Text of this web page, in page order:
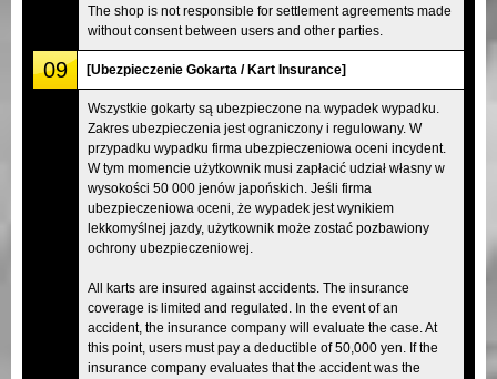
The shop is not responsible for settlement agreements made
without consent between users and other parties.
09 [Ubezpieczenie Gokarta / Kart Insurance]
Wszystkie gokarty są ubezpieczone na wypadek wypadku.
Zakres ubezpieczenia jest ograniczony i regulowany. W
przypadku wypadku firma ubezpieczeniowa oceni incydent.
W tym momencie użytkownik musi zapłacić udział własny w
wysokości 50 000 jenów japońskich. Jeśli firma
ubezpieczeniowa oceni, że wypadek jest wynikiem
lekkomyślnej jazdy, użytkownik może zostać pozbawiony
ochrony ubezpieczeniowej.
All karts are insured against accidents. The insurance
coverage is limited and regulated. In the event of an
accident, the insurance company will evaluate the case. At
this point, users must pay a deductible of 50,000 yen. If the
insurance company evaluates that the accident was the